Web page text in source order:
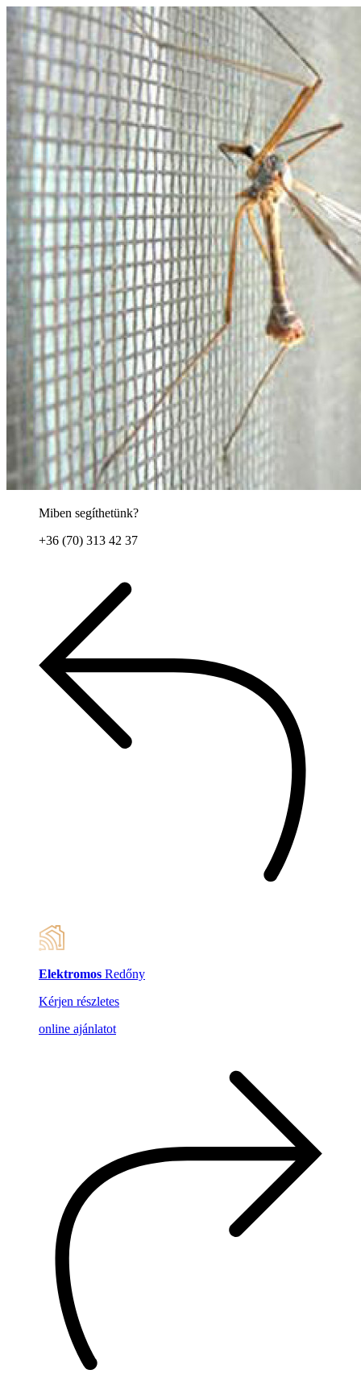
Miben segíthetünk?
+36 (70) 313 42 37
Elektromos Redőny
Kérjen részletes
online ajánlatot